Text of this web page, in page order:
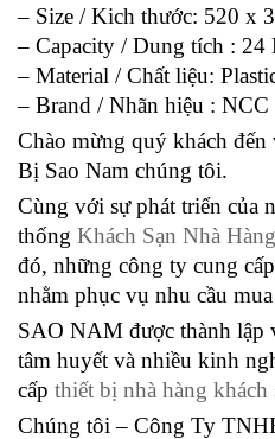
– Size / Kich thước: 520 x
– Capacity / Dung tích : 24
– Material / Chất liệu:
– Brand / Nhãn hiệu : NCC
Chào mừng quý khách
Bị Sao Nam chúng tôi.
Cùng với sự phát triển của
thống Khách Sạn Nhà Hàng
đó, những công ty cung
nhằm phục vụ nhu cầu
SAO NAM được thành lập
tâm huyết và nhiều kinh
cấp thiết bị nhà hàng khách
Chúng tôi – Công Ty